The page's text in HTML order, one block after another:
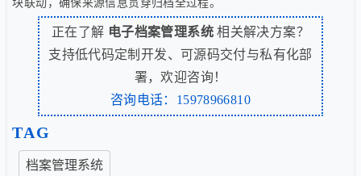
正在了解 电子档案管理系统相关解决方案？
支持低代码定制开发、可源码交付与私有化部
署，欢迎咨询！
咨询电话：15978966810
TAG
档案管理系统